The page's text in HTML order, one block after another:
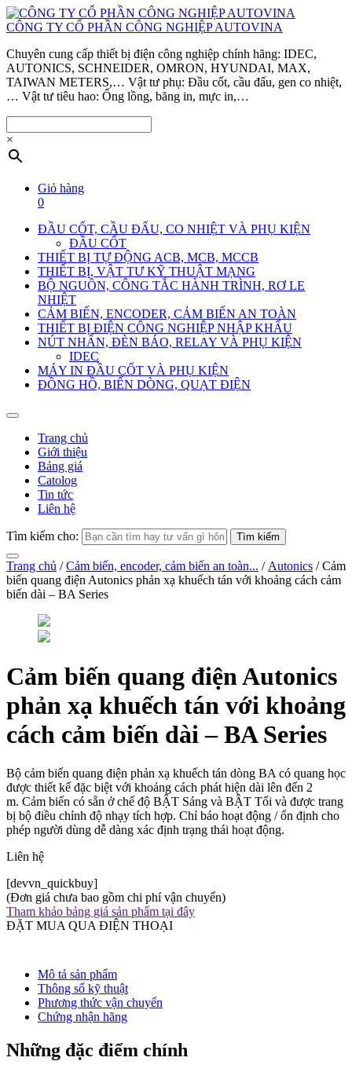
CÔNG TY CỔ PHẦN CÔNG NGHIỆP AUTOVINA
Chuyên cung cấp thiết bị điện công nghiệp chính hãng: IDEC,
AUTONICS, SCHNEIDER, OMRON, HYUNDAI, MAX,
TAIWAN METERS,… Vật tư phụ: Đầu cốt, cầu đấu, gen co nhiệt,
… Vật tư tiêu hao: Ống lồng, băng in, mực in,…
×
Giỏ hàng
0
ĐẦU CỐT, CẦU ĐẤU, CO NHIỆT VÀ PHỤ KIỆN
ĐẦU CỐT
THIẾT BỊ TỰ ĐỘNG ACB, MCB, MCCB
THIẾT BỊ, VẬT TƯ KỸ THUẬT MẠNG
BỘ NGUỒN, CÔNG TẮC HÀNH TRÌNH, RƠ LE
NHIỆT
CẢM BIẾN, ENCODER, CẢM BIẾN AN TOÀN
THIẾT BỊ ĐIỆN CÔNG NGHIỆP NHẬP KHẨU
NÚT NHẤN, ĐÈN BÁO, RELAY VÀ PHỤ KIỆN
IDEC
MÁY IN ĐẦU CỐT VÀ PHỤ KIỆN
ĐỒNG HỒ, BIẾN DÒNG, QUẠT ĐIỆN
Trang chủ
Giới thiệu
Bảng giá
Catolog
Tin tức
Liên hệ
Tìm kiếm cho:
Trang chủ /Cảm biến, encoder, cảm biến an toàn... / Autonics / Cảm
biến quang điện Autonics phản xạ khuếch tán với khoảng cách cảm
biến dài – BA Series
Cảm biến quang điện Autonics
phản xạ khuếch tán với khoảng
cách cảm biến dài – BA Series
Bộ cảm biến quang điện phản xạ khuếch tán dòng BA có quang học
được thiết kế đặc biệt với khoảng cách phát hiện dài lên đến 2
m. Cảm biến có sẵn ở chế độ BẬT Sáng và BẬT Tối và được trang
bị bộ điều chỉnh độ nhạy tích hợp. Chỉ báo hoạt động / ổn định cho
phép người dùng dễ dàng xác định trạng thái hoạt động.
Liên hệ
[devvn_quickbuy]
(Đơn giá chưa bao gồm chi phí vận chuyển)
Tham khảo bảng giá sản phẩm tại đây
ĐẶT MUA QUA ĐIỆN THOẠI
Mô tả sản phẩm
Thông số kỹ thuật
Phương thức vận chuyển
Chứng nhận hãng
Những đặc điểm chính